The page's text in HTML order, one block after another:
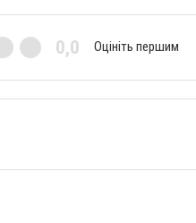
0,0 Оцініть першим